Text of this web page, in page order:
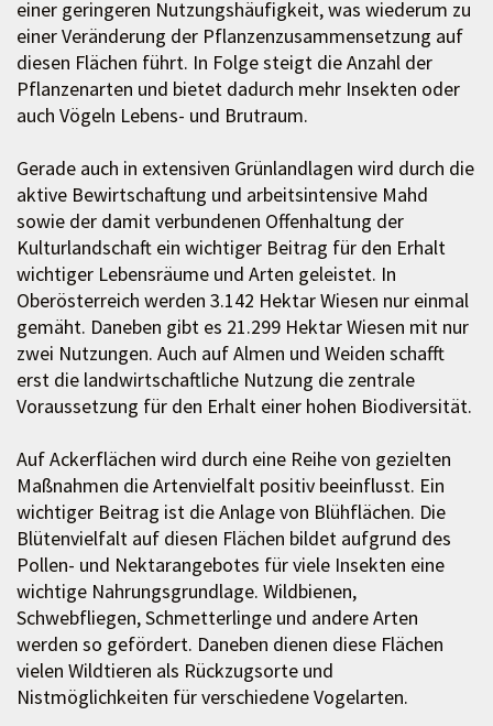
einer geringeren Nutzungshäufigkeit, was wiederum zu
einer Veränderung der Pflanzenzusammensetzung auf
diesen Flächen führt. In Folge steigt die Anzahl der
Pflanzenarten und bietet dadurch mehr Insekten oder
auch Vögeln Lebens- und Brutraum.
Gerade auch in extensiven Grünlandlagen wird durch die
aktive Bewirtschaftung und arbeitsintensive Mahd
sowie der damit verbundenen Offenhaltung der
Kulturlandschaft ein wichtiger Beitrag für den Erhalt
wichtiger Lebensräume und Arten geleistet. In
Oberösterreich werden 3.142 Hektar Wiesen nur einmal
gemäht. Daneben gibt es 21.299 Hektar Wiesen mit nur
zwei Nutzungen. Auch auf Almen und Weiden schafft
erst die landwirtschaftliche Nutzung die zentrale
Voraussetzung für den Erhalt einer hohen Biodiversität.
Auf Ackerflächen wird durch eine Reihe von gezielten
Maßnahmen die Artenvielfalt positiv beeinflusst. Ein
wichtiger Beitrag ist die Anlage von Blühflächen. Die
Blütenvielfalt auf diesen Flächen bildet aufgrund des
Pollen- und Nektarangebotes für viele Insekten eine
wichtige Nahrungsgrundlage. Wildbienen,
Schwebfliegen, Schmetterlinge und andere Arten
werden so gefördert. Daneben dienen diese Flächen
vielen Wildtieren als Rückzugsorte und
Nistmöglichkeiten für verschiedene Vogelarten.